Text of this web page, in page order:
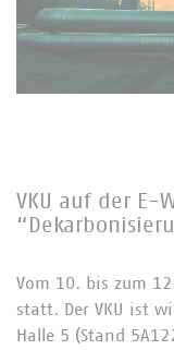
VKU auf der E-
Vom 10. bis zum
statt. Der VKU ist
Halle 5 (Stand